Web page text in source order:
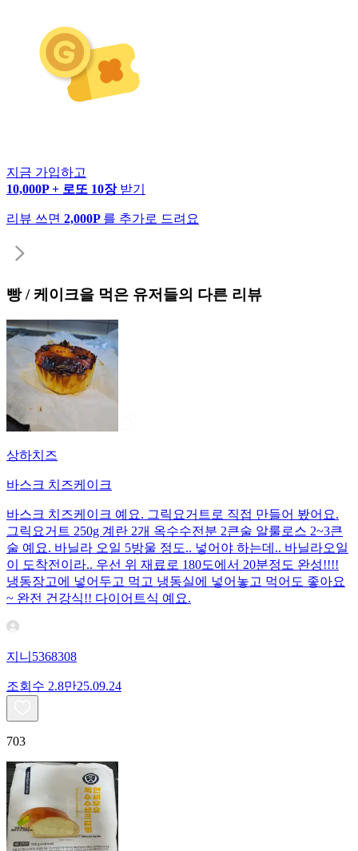
지금 가입하고
10,000P + 로또 10장 받기
리뷰 쓰면 2,000P 를 추가로 드려요
빵 / 케이크을 먹은 유저들의 다른 리뷰
상하치즈
바스크 치즈케이크
바스크 치즈케이크 예요. 그릭요거트로 직접 만들어 봤어요.
그릭요거트 250g 계란 2개 옥수수전분 2큰술 알룰로스 2~3큰
술 예요. 바닐라 오일 5방울 정도.. 넣어야 하는데.. 바닐라오일
이 도착전이라.. 우선 위 재료로 180도에서 20분정도 완성!!!!
냉동장고에 넣어두고 먹고 냉동실에 넣어놓고 먹어도 좋아요
~ 완전 건강식!! 다이어트식 예요.
지니5368308
조회수 2.8만25.09.24
703